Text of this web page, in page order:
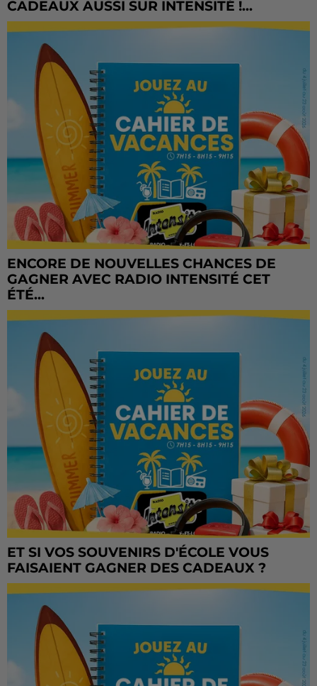
CADEAUX AUSSI SUR INTENSITÉ !...
ENCORE DE NOUVELLES CHANCES DE
GAGNER AVEC RADIO INTENSITÉ CET
ÉTÉ...
ET SI VOS SOUVENIRS D'ÉCOLE VOUS
FAISAIENT GAGNER DES CADEAUX ?